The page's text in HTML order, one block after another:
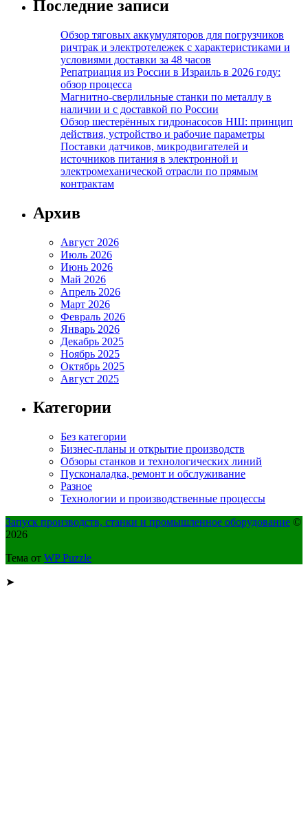
Последние записи
Обзор тяговых аккумуляторов для погрузчиков
ричтрак и электротележек с характеристиками и
условиями доставки за 48 часов
Репатриация из России в Израиль в 2026 году:
обзор процесса
Магнитно-сверлильные станки по металлу в
наличии и с доставкой по России
Обзор шестерённых гидронасосов НШ: принцип
действия, устройство и рабочие параметры
Поставки датчиков, микродвигателей и
источников питания в электронной и
электромеханической отрасли по прямым
контрактам
Архив
Август 2026
Июль 2026
Июнь 2026
Май 2026
Апрель 2026
Март 2026
Февраль 2026
Январь 2026
Декабрь 2025
Ноябрь 2025
Октябрь 2025
Август 2025
Категории
Без категории
Бизнес-планы и открытие производств
Обзоры станков и технологических линий
Пусконаладка, ремонт и обслуживание
Разное
Технологии и производственные процессы
Запуск производств, станки и промышленное оборудование ©
2026
Тема от WP Puzzle
➤